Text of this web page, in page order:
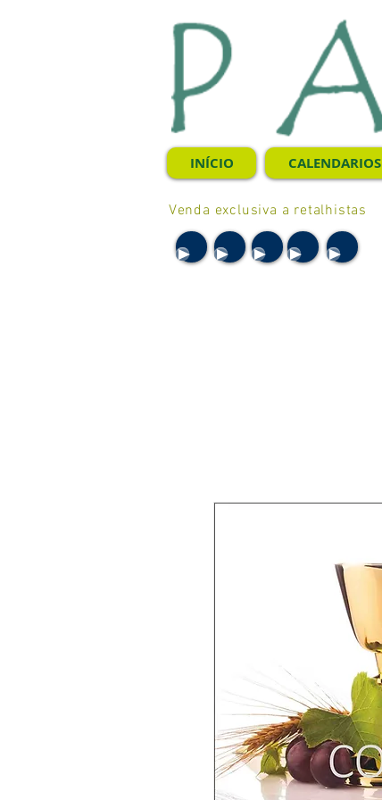
INÍCIO CALENDARIOS
Venda exclusiva a retalhistas